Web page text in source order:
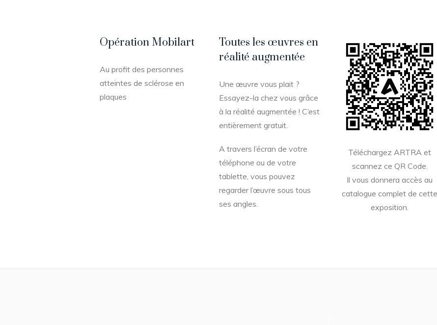
Opération Mobilart
Au profit des personnes
atteintes de sclérose en
plaques
Toutes les œuvres en
réalité augmentée
Une œuvre vous plait ?
Essayez-la chez vous grâce
à la réalité augmentée ! C’est
entièrement gratuit.
A travers l’écran de votre
téléphone ou de votre
tablette, vous pouvez
regarder l’œuvre sous tous
ses angles.
Téléchargez ARTRA et
scannez ce QR Code.
Il vous donnera accès au
catalogue complet de cette
exposition.